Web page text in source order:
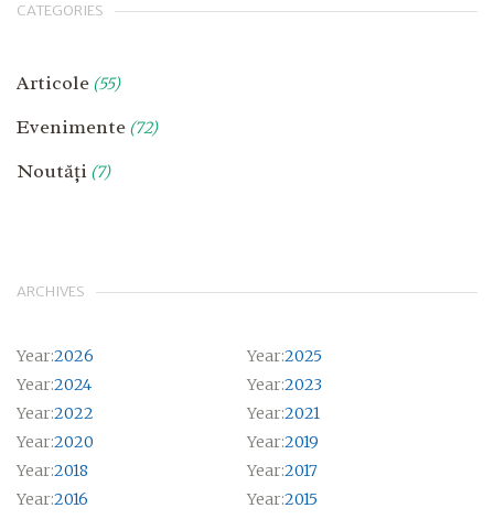
CATEGORIES
Articole (55)
Evenimente (72)
Noutăți (7)
ARCHIVES
Year:2026 Year:2025
Year:2024 Year:2023
Year:2022 Year:2021
Year:2020 Year:2019
Year:2018 Year:2017
Year:2016 Year:2015